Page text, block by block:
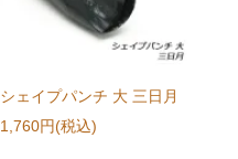
シェイプパンチ 大 三日月
1,760円(税込)